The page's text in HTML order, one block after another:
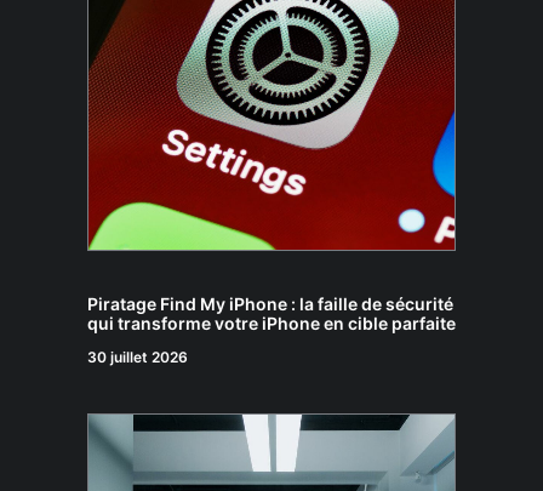
Piratage Find My iPhone : la faille de sécurité
qui transforme votre iPhone en cible parfaite
30 juillet 2026